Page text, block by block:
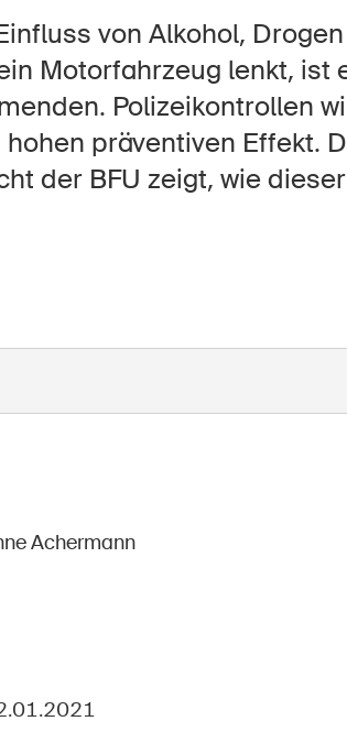
Newsletter abonnieren
von Alkohol,
Motorfahrzeug lenkt, ist
Polizeikontrollen
präventiven Effekt.
der BFU zeigt, wie
Achermann